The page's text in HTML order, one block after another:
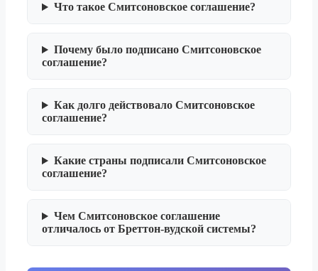
Что такое Смитсоновское соглашение?
Почему было подписано Смитсоновское
соглашение?
Как долго действовало Смитсоновское
соглашение?
Какие страны подписали Смитсоновское
соглашение?
Чем Смитсоновское соглашение
отличалось от Бреттон-вудской системы?